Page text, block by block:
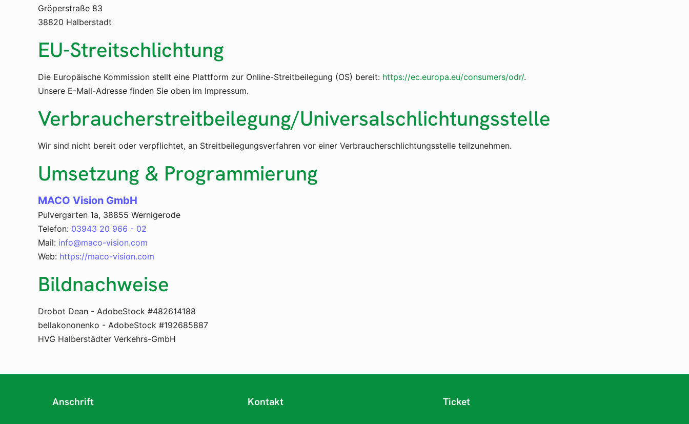
Gröperstraße 83
38820 Halberstadt
EU-Streitschlichtung
Die Europäische Kommission stellt eine Plattform zur Online-Streitbeilegung (OS) bereit: https://ec.europa.eu/consumers/odr/.
Unsere E-Mail-Adresse finden Sie oben im Impressum.
Verbraucher­streit­beilegung/Universal­schlichtungs­stelle
Wir sind nicht bereit oder verpflichtet, an Streitbeilegungsverfahren vor einer Verbraucherschlichtungsstelle teilzunehmen.
Umsetzung & Programmierung
MACO Vision GmbH
Pulvergarten 1a, 38855 Wernigerode
Telefon: 03943 20 966 - 02
Mail: info@maco-vision.com
Web: https://maco-vision.com
Bildnachweise
Drobot Dean - AdobeStock #482614188
bellakononenko - AdobeStock #192685887
HVG Halberstädter Verkehrs-GmbH
Anschrift Kontakt Ticket